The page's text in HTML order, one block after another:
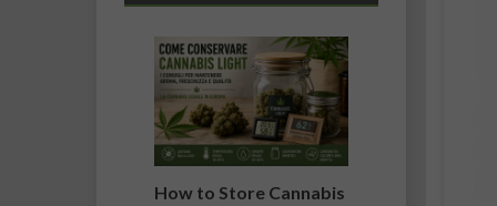
How to Store Cannabis